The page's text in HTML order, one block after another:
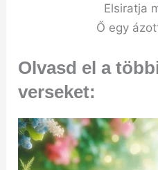
Elsiratja
Ő egy
Olvasd el a
verseket: